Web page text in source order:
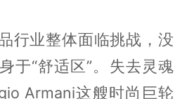
行业整体面临挑战，没
于“舒适区”。失去灵魂
Armani这艘时尚巨轮